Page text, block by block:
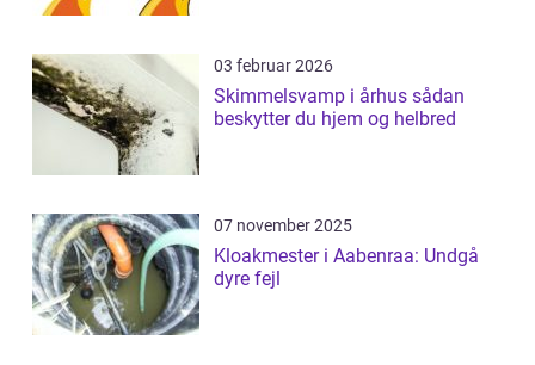
03 februar 2026
Skimmelsvamp i århus sådan
beskytter du hjem og helbred
07 november 2025
Kloakmester i Aabenraa: Undgå
dyre fejl